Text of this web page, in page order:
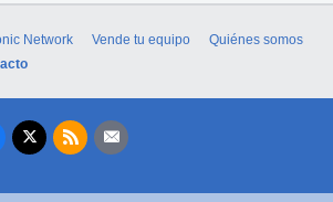
Network Vende tu equipo
Quiénes somos